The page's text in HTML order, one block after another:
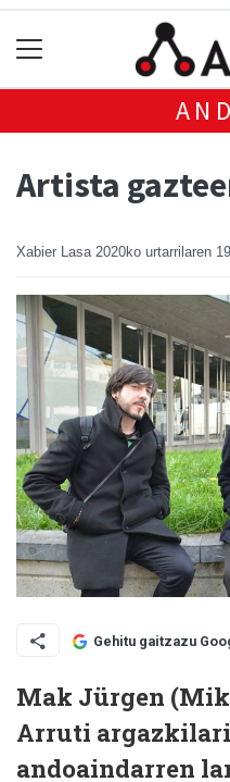
Artista
Xabier Lasa 2020ko urtarrilaren
Gehitu gaitzazu
Mak Jürgen
Arruti
andoaindarren